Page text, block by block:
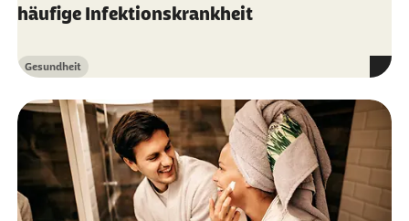
häufige Infektionskrankheit
Kategorie
Gesundheit